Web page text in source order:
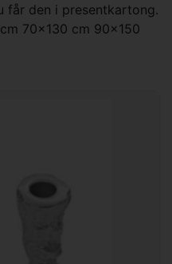
får den i presentkartong.
70x130 cm 90x150